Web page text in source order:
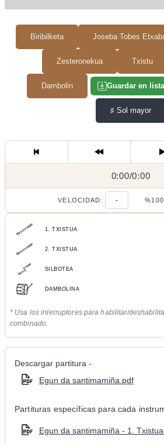
Biribilketa Joseba Tobes
Zesteronekua Txistu
Dambolin Guardar en lista
♯ Sol mayor
0:00/
0:00/0:00
VELOCIDAD: - %100
1. TXISTUA
2. TXISTUA
SILBOTEA
DAMBOLINA
* Usa los interruptores para habilitar/
combinado.
Descargar partitura -
Egun da santimamiña.pdf
Partituras específicas para cada
Egun da santimamiña - 1.